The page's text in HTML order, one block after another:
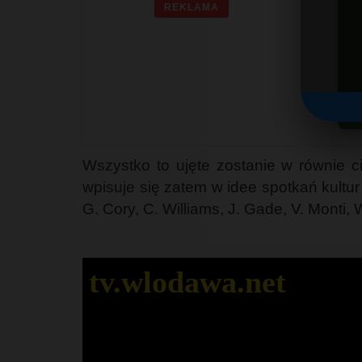
REKLAMA
Wszystko to ujęte zostanie w równie
wpisuje się zatem w idee spotkań
G. Cory, C. Williams, J. Gade, V. Monti,
tv.wlodawa.net